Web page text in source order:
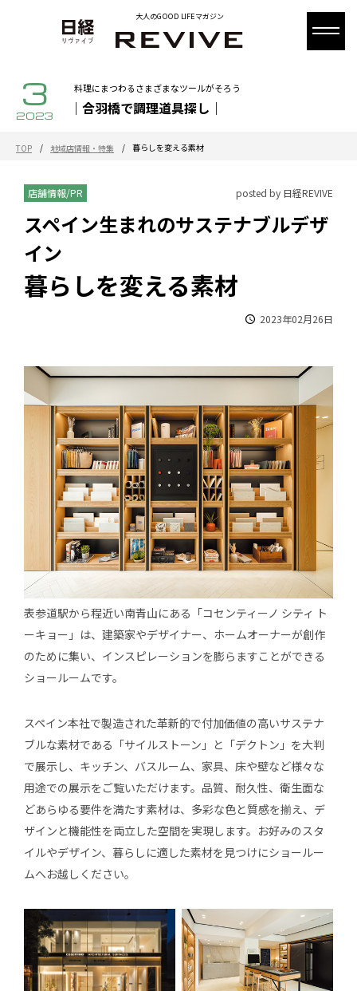
大人のGOOD LIFEマガジン
3
2023
料理にまつわるさまざまなツールがそろう
｜合羽橋で調理道具探し｜
TOP / 地域店情報・特集 / 暮らしを変える素材
店舗情報/PR posted by 日経REVIVE
スペイン生まれのサステナブルデザ
イン
暮らしを変える素材
2023年02月26日
表参道駅から程近い南青山にある「コセンティーノ シティ ト
ーキョー」は、建築家やデザイナー、ホームオーナーが創作
のために集い、インスピレーションを膨らますことができる
ショールームです。
スペイン本社で製造された革新的で付加価値の高いサステナ
ブルな素材である「サイルストーン」と「デクトン」を大判
で展示し、キッチン、バスルーム、家具、床や壁など様々な
用途での展示をご覧いただけます。品質、耐久性、衛生面な
どあらゆる要件を満たす素材は、多彩な色と質感を揃え、デ
ザインと機能性を両立した空間を実現します。お好みのスタ
イルやデザイン、暮らしに適した素材を見つけにショールー
ムへお越しください。